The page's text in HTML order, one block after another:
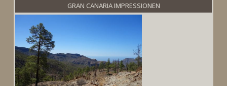
GRAN CANARIA IMPRESSIONEN